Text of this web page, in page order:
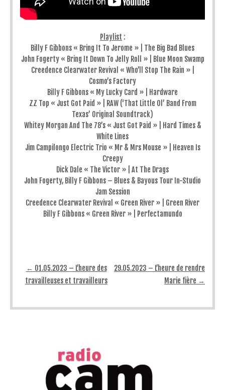
Playlist :
Billy F Gibbons « Bring It To Jerome » | The Big Bad Blues
John Fogerty « Bring It Down To Jelly Roll » | Blue Moon Swamp
Creedence Clearwater Revival « Who’ll Stop The Rain » |
Cosmo’s Factory
Billy F Gibbons « My Lucky Card » | Hardware
ZZ Top « Just Got Paid » | RAW (‘That Little Ol’ Band From
Texas’ Original Soundtrack)
Whitey Morgan And The 78’s « Just Got Paid » | Hard Times &
White Lines
Jim Campilongo Electric Trio « Mr & Mrs Mouse » | Heaven Is
Creepy
Dick Dale « The Victor » | At The Drags
John Fogerty, Billy F Gibbons – Blues & Bayous Tour In-Studio
Jam Session
Creedence Clearwater Revival « Green River » | Green River
Billy F Gibbons « Green River » | Perfectamundo
Post navigation
← 01.05.2023 – L’heure des
travailleuses et travailleurs
29.05.2023 – L’heure de rendre
Marie fière →